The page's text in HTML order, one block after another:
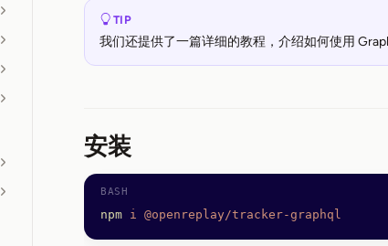
TIP
我们还提供了一篇详细的教程，介绍如何使用
安装
npm i @openreplay/tracker-graphql